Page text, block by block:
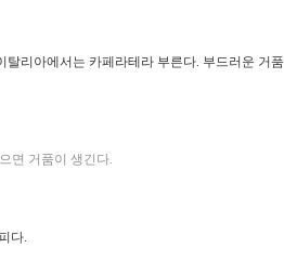
리아에서는 카페라테라 부른다. 부드러운 거품
면 거품이 생긴다.
다.